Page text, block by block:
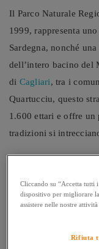
Il Parco Naturale
1999, rappresenta
Sardegna, nonché
dell’intero bacino del
di Cagliari, tra i
Quartucciu, questo
1.600 ettari e offre un
tradizioni si
spazio relativamente
convivono con stagni
Cliccando su “Accetta tutti
dispositivo per migliorare
assistere nelle nostre
Rifiuta